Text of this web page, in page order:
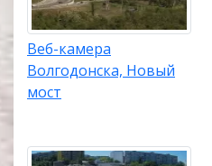
Веб-камера
Волгодонска, Новый
мост